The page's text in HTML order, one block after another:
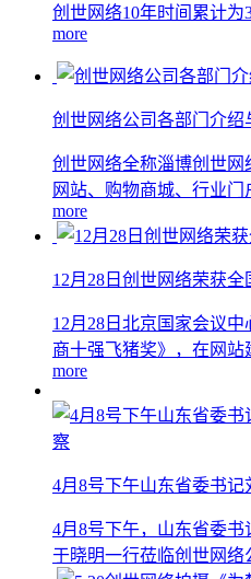
创世网络10年时间累计
more
创世网络公司各部门介绍
创世网络全称淄博创世
网站、购物商城、行业门
more
12月28日创世网络荣获
12月28日北京国家会议
商十强飞猪奖》，在网
more
4月8号下午山东省委书
4月8号下午，山东省委
于晓明一行莅临创世网络